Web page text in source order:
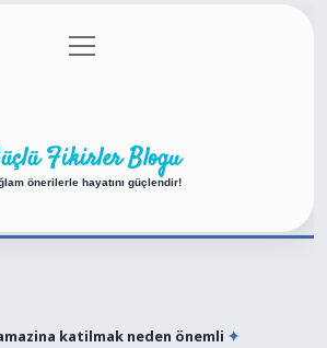
Gizlilik Politikası
menüyü
aç
Fikirler Blogu
önerilerle hayatını güçlendir!
katilmak neden önemli